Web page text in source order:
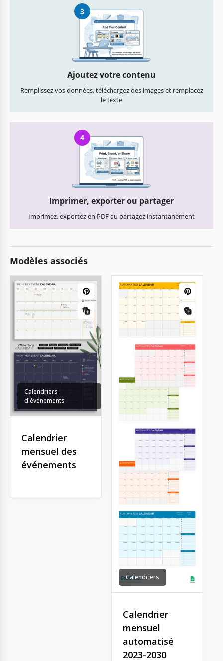
3
Ajoutez votre contenu
Remplissez vos données, téléchargez des images et remplacez
le texte
4
Imprimer, exporter ou partager
Imprimez, exportez en PDF ou partagez instantanément
Modèles associés
Calendriers
d'événements
Calendrier
mensuel des
événements
Calendriers
Calendrier
mensuel
automatisé
2023-2030